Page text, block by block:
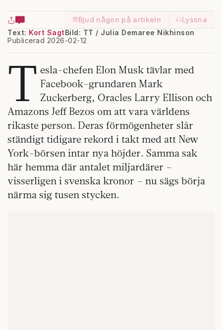
Bjud någon på artikeln
Lyssna
Text: Kort Sagt
Publicerad 2026-02-12
Bild: TT / Julia Demaree Nikhinson
T esla-chefen Elon Musk tävlar med
Facebook-grundaren Mark
Zuckerberg, Oracles Larry Ellison och
Amazons Jeff Bezos om att vara världens
rikaste person. Deras förmögenheter slår
ständigt tidigare rekord i takt med att New
York-börsen intar nya höjder. Samma sak
här hemma där antalet miljardärer –
visserligen i svenska kronor – nu sägs börja
närma sig tusen stycken.